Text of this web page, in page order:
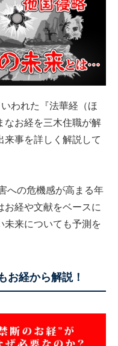
われた『法華経（ほ
なお経を三木住職が解
来事を詳しく解説して
への危機感が高まる年
お経や文献をベースに
未来についても予測を
お経から解説！